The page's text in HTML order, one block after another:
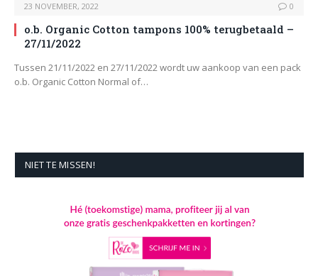
23 NOVEMBER, 2022 0
o.b. Organic Cotton tampons 100% terugbetaald –
27/11/2022
Tussen 21/11/2022 en 27/11/2022 wordt uw aankoop van een pack
o.b. Organic Cotton Normal of…
NIET TE MISSEN!